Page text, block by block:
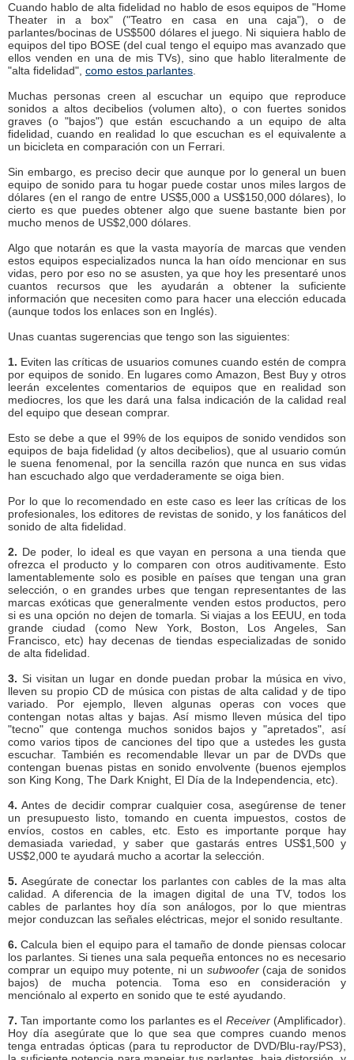
Cuando hablo de alta fidelidad no hablo de esos equipos de "Home
Theater in a box" ("Teatro en casa en una caja"), o de
parlantes/bocinas de US$500 dólares el juego. Ni siquiera hablo de
equipos del tipo BOSE (del cual tengo el equipo mas avanzado que
ellos venden en una de mis TVs), sino que hablo literalmente de
"alta fidelidad", como estos parlantes
Muchas personas creen al escuchar un equipo que reproduce
sonidos a altos decibelios (volumen alto), o con fuertes sonidos
graves (o "bajos") que están escuchando a un equipo de alta
fidelidad, cuando en realidad lo que escuchan es el equivalente a
un bicicleta en comparación con un Ferrari.
Sin embargo, es preciso decir que aunque por lo general un buen
equipo de sonido para tu hogar puede costar unos miles largos de
dólares (en el rango de entre US$5,000 a US$150,000 dólares), lo
cierto es que puedes obtener algo que suene bastante bien por
mucho menos de US$2,000 dólares.
Algo que notarán es que la vasta mayoría de marcas que venden
estos equipos especializados nunca la han oído mencionar en sus
vidas, pero por eso no se asusten, ya que hoy les presentaré unos
cuantos recursos que les ayudarán a obtener la suficiente
información que necesiten como para hacer una elección educada
(aunque todos los enlaces son en Inglés).
Unas cuantas sugerencias que tengo son las siguientes:
1. Eviten las críticas de usuarios comunes cuando estén de compra
por equipos de sonido. En lugares como Amazon, Best Buy y otros
leerán excelentes comentarios de equipos que en realidad son
mediocres, los que les dará una falsa indicación de la calidad real
del equipo que desean comprar.
Esto se debe a que el 99% de los equipos de sonido vendidos son
equipos de baja fidelidad (y altos decibelios), que al usuario común
le suena fenomenal, por la sencilla razón que nunca en sus vidas
han escuchado algo que verdaderamente se oiga bien.
Por lo que lo recomendado en este caso es leer las críticas de los
profesionales, los editores de revistas de sonido, y los fanáticos del
sonido de alta fidelidad.
2. De poder, lo ideal es que vayan en persona a una tienda que
ofrezca el producto y lo comparen con otros auditivamente. Esto
lamentablemente solo es posible en países que tengan una gran
selección, o en grandes urbes que tengan representantes de las
marcas exóticas que generalmente venden estos productos, pero
si es una opción no dejen de tomarla. Si viajas a los EEUU, en toda
grande ciudad (como New York, Boston, Los Angeles, San
Francisco, etc) hay decenas de tiendas especializadas de sonido
de alta fidelidad.
3. Si visitan un lugar en donde puedan probar la música en vivo,
lleven su propio CD de música con pistas de alta calidad y de tipo
variado. Por ejemplo, lleven algunas operas con voces que
contengan notas altas y bajas. Así mismo lleven música del tipo
"tecno" que contenga muchos sonidos bajos y "apretados", así
como varios tipos de canciones del tipo que a ustedes les gusta
escuchar. También es recomendable llevar un par de DVDs que
contengan buenas pistas en sonido envolvente (buenos ejemplos
son King Kong, The Dark Knight, El Día de la Independencia, etc).
4. Antes de decidir comprar cualquier cosa, asegúrense de tener
un presupuesto listo, tomando en cuenta impuestos, costos de
envíos, costos en cables, etc. Esto es importante porque hay
demasiada variedad, y saber que gastarás entres US$1,500 y
US$2,000 te ayudará mucho a acortar la selección.
5. Asegúrate de conectar los parlantes con cables de la mas alta
calidad. A diferencia de la imagen digital de una TV, todos los
cables de parlantes hoy día son análogos, por lo que mientras
mejor conduzcan las señales eléctricas, mejor el sonido resultante.
6. Calcula bien el equipo para el tamaño de donde piensas colocar
los parlantes. Si tienes una sala pequeña entonces no es necesario
comprar un equipo muy potente, ni un subwoofer(caja de sonidos
bajos) de mucha potencia. Toma eso en consideración y
menciónalo al experto en sonido que te esté ayudando.
7. Tan importante como los parlantes es el Receiver(Amplificador).
Hoy día asegúrate que lo que sea que compres cuando menos
tenga entradas ópticas (para tu reproductor de DVD/Blu-ray/PS3),